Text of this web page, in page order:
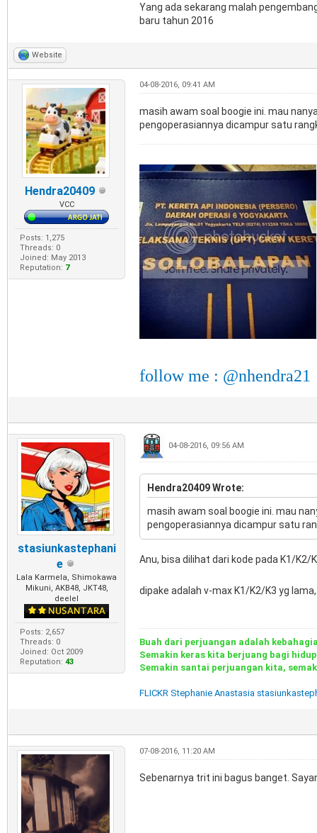
Yang ada sekarang malah
baru tahun 2016
Website
Hendra20409
VCC
Posts: 1,275
Threads: 0
Joined: May 2013
Reputation: 7
04-08-2016, 09:41 AM
masih awam soal boogie ini. mau
pengoperasiannya dicampur satu
follow me : @nhendra21
stasiunkastephani
e
Lala Karmela, Shimokawa
Mikuni, AKB48, JKT48,
deelel
Posts: 2,657
Threads: 0
Joined: Oct 2009
Reputation: 43
04-08-2016, 09:56 AM
Hendra20409 Wrote:
masih awam soal boogie ini. mau
pengoperasiannya dicampur satu
Anu, bisa dilihat dari kode pada K1/K2/
dipake adalah v-max K1/K2/K3 yg
Buah dari perjuangan adalah
Semakin keras kita berjuang bagi
Semakin santai perjuangan kita,
FLICKR Stephanie Anastasia
07-08-2016, 11:20 AM
Sebenarnya trit ini bagus banget.